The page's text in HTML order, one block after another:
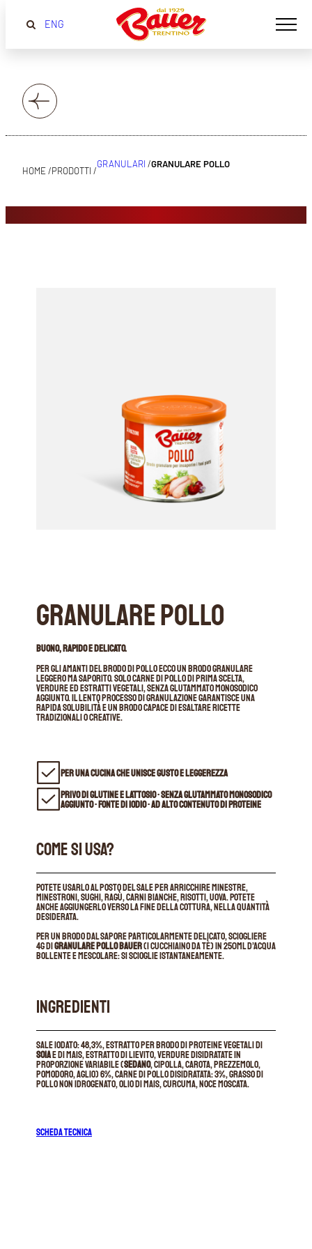
ENG
HOME /PRODOTTI /
GRANULARI /GRANULARE POLLO
Granulare Pollo
BUONO, RAPIDO E DELICATO.
Per gli amanti del brodo di pollo ecco un brodo granulare
leggero ma saporito. Solo carne di pollo di prima scelta,
verdure ed estratti vegetali, senza glutammato monosodico
aggiunto. Il lento processo di granulazione garantisce una
rapida solubilità e un brodo capace di esaltare ricette
tradizionali o creative.
PER UNA CUCINA CHE UNISCE GUSTO E LEGGEREZZA
PRIVO DI GLUTINE E LATTOSIO • SENZA GLUTAMMATO MONOSODICO
AGGIUNTO • FONTE DI IODIO • AD ALTO CONTENUTO DI PROTEINE
COME SI USA?
Potete usarlo al posto del sale per arricchire minestre,
minestroni, sughi, ragù, carni bianche, risotti, uova. Potete
anche aggiungerlo verso la fine della cottura, nella quantità
desiderata.
Per un brodo dal sapore particolarmente delicato, sciogliere
4g diGranulare pollo Bauer(1 cucchiaino da tè) in 250ml d’acqua
bollente e mescolare: si scioglie istantaneamente.
INGREDIENTI
Sale iodato: 48,3%, estratto per brodo di proteine vegetali di
soiae di mais, estratto di lievito, verdure disidratate in
proporzione variabile (sedano, cipolla, carota, prezzemolo,
pomodoro, aglio) 6%, carne di pollo disidratata: 3%, grasso di
pollo non idrogenato, olio di mais, curcuma, noce moscata.
SCHEDA TECNICA